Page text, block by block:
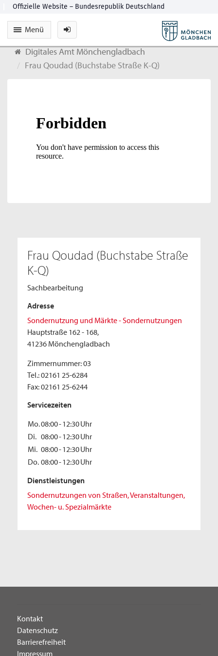
Menü
Digitales Amt Mönchengladbach
Frau Qoudad (Buchstabe Straße K-Q)
Frau Qoudad (Buchstabe Straße
K-Q)
Sachbearbeitung
Adresse
Sondernutzung und Märkte - Sondernutzungen
Hauptstraße 162 - 168,
41236 Mönchengladbach
Zimmernummer: 03
Tel.: 02161 25-6284
Fax: 02161 25-6244
Servicezeiten
Mo.08:00-12:30Uhr
Di. 08:00-12:30Uhr
Mi. 08:00-12:30Uhr
Do. 08:00-12:30Uhr
Dienstleistungen
Sondernutzungen von Straßen, Veranstaltungen,
Wochen- u. Spezialmärkte
Kontakt
Datenschutz
Barrierefreiheit
Impressum